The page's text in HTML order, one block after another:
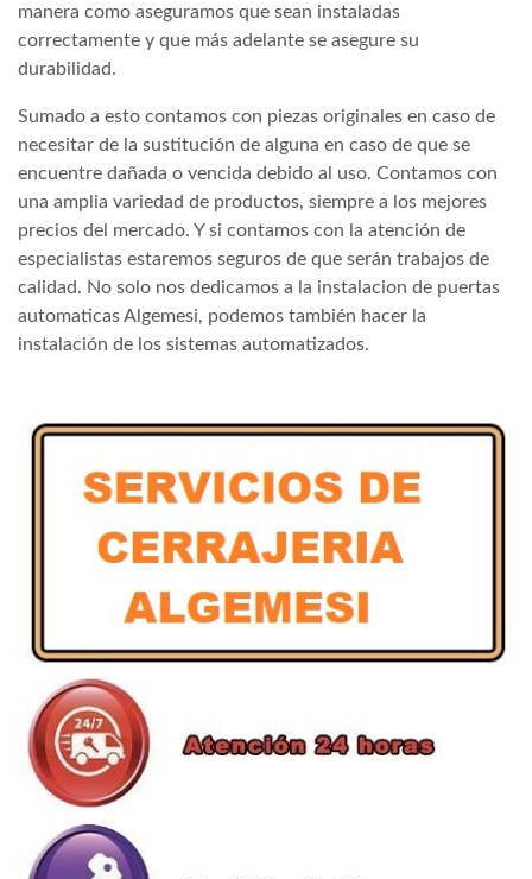
manera como aseguramos que sean instaladas
correctamente y que más adelante se asegure su
durabilidad.
Sumado a esto contamos con piezas originales en caso de
necesitar de la sustitución de alguna en caso de que se
encuentre dañada o vencida debido al uso. Contamos con
una amplia variedad de productos, siempre a los mejores
precios del mercado. Y si contamos con la atención de
especialistas estaremos seguros de que serán trabajos de
calidad. No solo nos dedicamos a la instalacion de puertas
automaticas Algemesi, podemos también hacer la
instalación de los sistemas automatizados.